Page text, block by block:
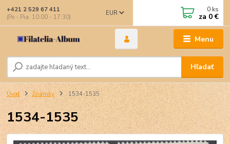
Menu
EUR
Hľadať
+421 2 529 67 411
(Po - Pia: 10:00 - 17:30)
0 ks
za 0 €
Úvod Známky 1534-1535
1534-1535